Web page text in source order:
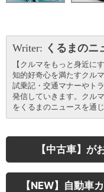
Writer: くるまのニ
【クルマをもっと身近に
知的好奇心を満たすクル
試乗記・交通マナーやト
発信していきます。クル
をくるまのニュースを通
【中古車】が
【NEW】自動車